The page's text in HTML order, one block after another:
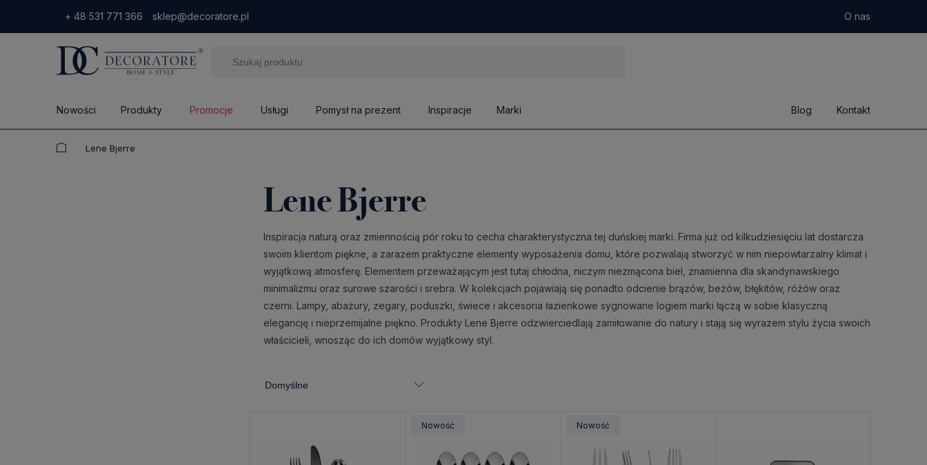
+ 48 531 771 366 sklep@decoratore.pl O nas
Nowości Produkty Promocje Usługi Pomysł na prezent Inspiracje Marki Blog Kontakt
Lene Bjerre
Lene Bjerre
Inspiracja naturą oraz zmiennością pór roku to cecha charakterystyczna tej duńskiej marki. Firma już od kilkudziesięciu lat dostarcza
swoim klientom piękne, a zarazem praktyczne elementy wyposażenia domu, które pozwalają stworzyć w nim niepowtarzalny klimat i
wyjątkową atmosferę. Elementem przeważającym jest tutaj chłodna, niczym niezmącona biel, znamienna dla skandynawskiego
minimalizmu oraz surowe szarości i srebra. W kolekcjach pojawiają się ponadto odcienie brązów, beżów, błękitów, różów oraz
czerni. Lampy, abażury, zegary, poduszki, świece i akcesoria łazienkowe sygnowane logiem marki łączą w sobie klasyczną
elegancję i nieprzemijalne piękno. Produkty Lene Bjerre odzwierciedlają zamiłowanie do natury i stają się wyrazem stylu życia swoich
właścicieli, wnosząc do ich domów wyjątkowy styl.
Nowość Nowość